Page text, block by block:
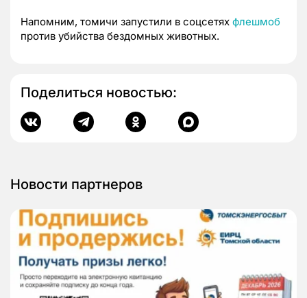
Напомним, томичи запустили в соцсетях флешмоб
против убийства бездомных животных.
Поделиться новостью:
Новости партнеров